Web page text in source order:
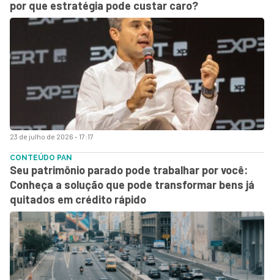
23 de julho de 2026 - 17:17
por que estratégia pode custar caro?
CONTEÚDO PAN
Seu patrimônio parado pode trabalhar por você:
Conheça a solução que pode transformar bens já
quitados em crédito rápido